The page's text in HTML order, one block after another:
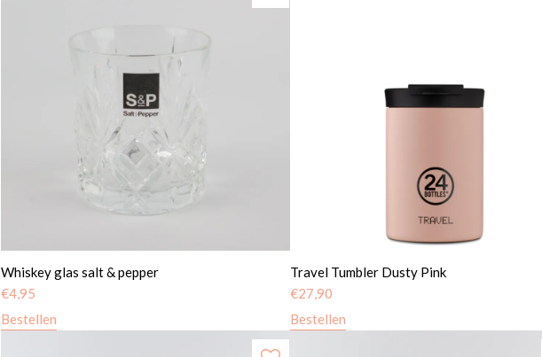
Whiskey glas salt & pepper
€4,95
Bestellen
Travel Tumbler Dusty Pink
€27,90
Bestellen